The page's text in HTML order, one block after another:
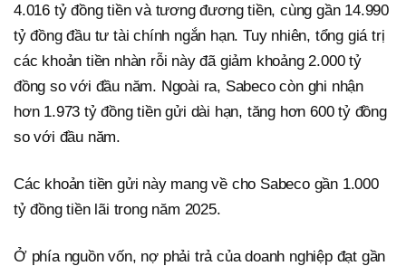
4.016 tỷ đồng tiền và tương đương tiền, cùng gần 14.990
tỷ đồng đầu tư tài chính ngắn hạn. Tuy nhiên, tổng giá trị
các khoản tiền nhàn rỗi này đã giảm khoảng 2.000 tỷ
đồng so với đầu năm. Ngoài ra, Sabeco còn ghi nhận
hơn 1.973 tỷ đồng tiền gửi dài hạn, tăng hơn 600 tỷ đồng
so với đầu năm.
Các khoản tiền gửi này mang về cho Sabeco gần 1.000
tỷ đồng tiền lãi trong năm 2025.
Ở phía nguồn vốn, nợ phải trả của doanh nghiệp đạt gần